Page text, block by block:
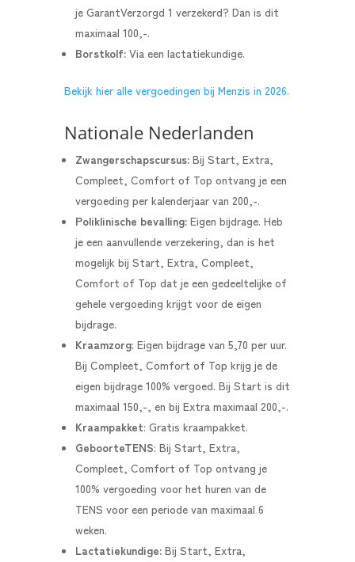
je GarantVerzorgd 1 verzekerd? Dan is dit
maximaal 100,-.
Borstkolf:Via een lactatiekundige.
Bekijk hier alle vergoedingen bij Menzis in 2026.
Nationale Nederlanden
Zwangerschapscursus:Bij Start, Extra,
Compleet, Comfort of Top ontvang je een
vergoeding per kalenderjaar van 200,-.
Poliklinische bevalling: Eigen bijdrage. Heb
je een aanvullende verzekering, dan is het
mogelijk bij Start, Extra, Compleet,
Comfort of Top dat je een gedeeltelijke of
gehele vergoeding krijgt voor de eigen
bijdrage.
Kraamzorg: Eigen bijdrage van 5,70 per uur.
Bij Compleet, Comfort of Top krijg je de
eigen bijdrage 100% vergoed. Bij Start is dit
maximaal 150,-, en bij Extra maximaal 200,-.
Kraampakket: Gratis kraampakket.
GeboorteTENS: Bij Start, Extra,
Compleet, Comfort of Top ontvang je
100% vergoeding voor het huren van de
TENS voor een periode van maximaal 6
weken.
Lactatiekundige: Bij Start, Extra,